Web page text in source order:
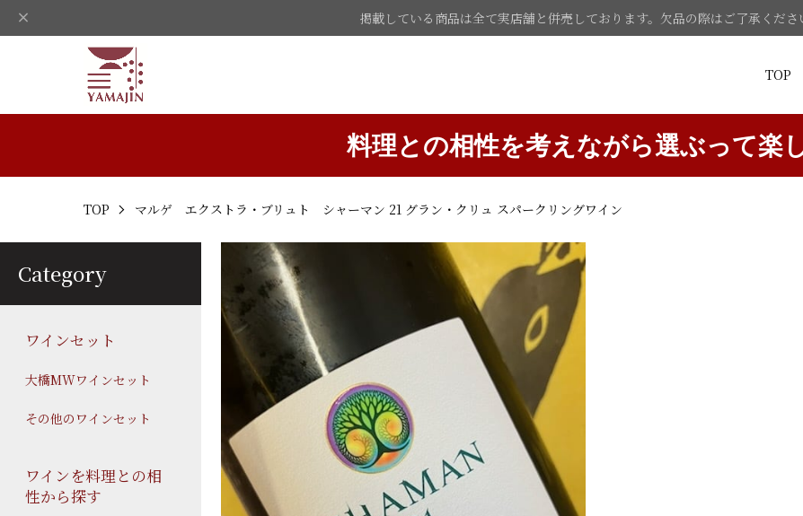
掲載している商品は全て実店舗と併売しております。欠品の際はご了承くださ
TOP
料理との相性を考えながら選ぶって楽
Category
ワインセット
大橋MWワインセット
その他のワインセット
ワインを料理との相
性から探す
TOP マルゲ エクストラ・ブリュト シャーマン 21 グラン・クリュ スパークリングワイン